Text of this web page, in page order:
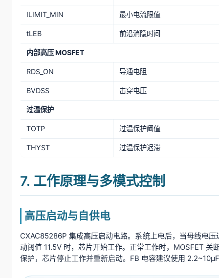
ILIMIT_MIN 最小电流限值
tLEB 前沿消隐时间
内部高压 MOSFET
RDS_ON 导通电阻
BVDSS 击穿电压
过温保护
TOTP 过温保护阈值
THYST 过温保护迟滞
7. 工作原理与多模式控制
高压启动与自供电
CXAC85286P 集成高压启动电路。系统上电后，当母线电
动阈值 11.5V 时，芯片开始工作。正常工作时，MOSFET
保护，芯片停止工作并重新启动。FB 电容建议使用